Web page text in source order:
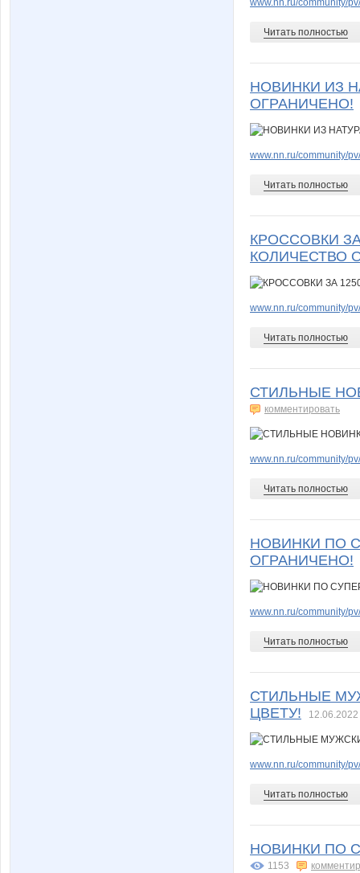
www.nn.ru/community/
Читать полностью
НОВИНКИ ИЗ
ОГРАНИЧЕНО!
www.nn.ru/community/
Читать полностью
КРОССОВКИ
КОЛИЧЕСТВО
www.nn.ru/community/
Читать полностью
СТИЛЬНЫЕ
комментировать
www.nn.ru/community/
Читать полностью
НОВИНКИ ПО
ОГРАНИЧЕНО!
www.nn.ru/community/
Читать полностью
СТИЛЬНЫЕ
ЦВЕТУ!
www.nn.ru/community/
Читать полностью
НОВИНКИ ПО
1153